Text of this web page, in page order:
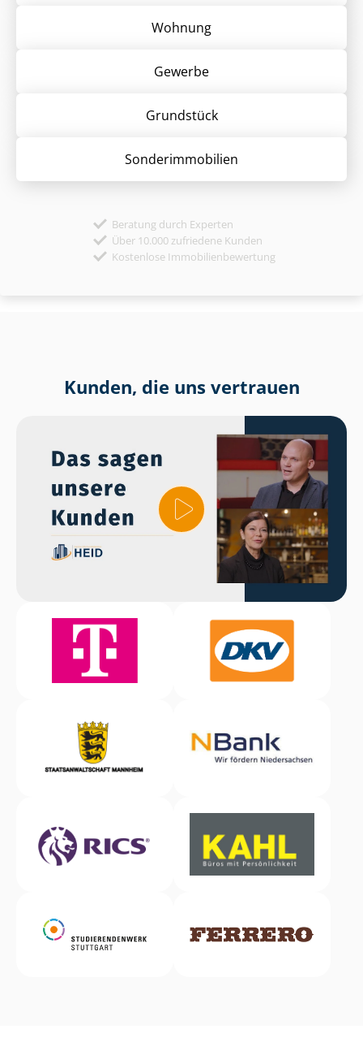
Wohnung
Gewerbe
Grund­stück
Sonder­immobilien
Beratung durch Experten
Über 10.000 zufriedene Kunden
Kostenlose Immobilienbewertung
Kunden, die uns vertrauen